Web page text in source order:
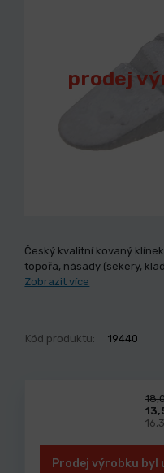
prodej
Český kvalitní kovaný
topořa, násady (sekery,
Zobrazit více
Kód produktu: 19440
Prodej výrobku byl